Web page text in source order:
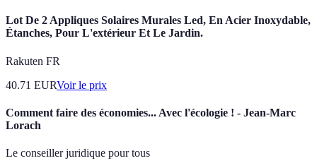
Lot De 2 Appliques Solaires Murales Led, En Acier Inoxydable,
Étanches, Pour L'extérieur Et Le Jardin.
Rakuten FR
40.71 EURVoir le prix
Comment faire des économies... Avec l'écologie ! - Jean-Marc
Lorach
Le conseiller juridique pour tous